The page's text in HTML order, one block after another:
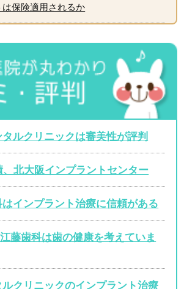
は保険適用されるか
ルクリニックは審美性が評判
、北大阪インプラントセンター
インプラント治療に信頼がある
藤歯科は歯の健康を考えていま
クリニックのインプラント治療